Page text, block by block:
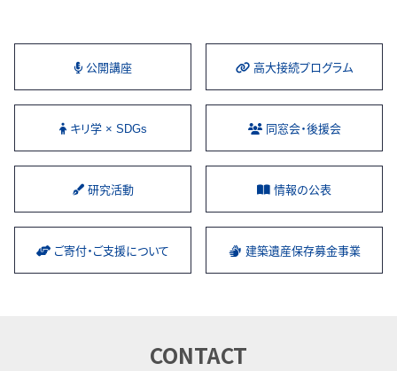
公開講座 ⾼⼤接続プログラム
キリ学 × SDGs 同窓会・後援会
研究活動 情報の公表
ご寄付・ご支援について 建築遺産保存募金事業
CONTACT